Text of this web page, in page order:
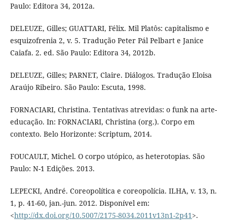
Paulo: Editora 34, 2012a.
DELEUZE, Gilles; GUATTARI, Félix. Mil Platôs: capitalismo e
esquizofrenia 2, v. 5. Tradução Peter Pál Pelbart e Janice
Caiafa. 2. ed. São Paulo: Editora 34, 2012b.
DELEUZE, Gilles; PARNET, Claire. Diálogos. Tradução Eloisa
Araújo Ribeiro. São Paulo: Escuta, 1998.
FORNACIARI, Christina. Tentativas atrevidas: o funk na arte-
educação. In: FORNACIARI, Christina (org.). Corpo em
contexto. Belo Horizonte: Scriptum, 2014.
FOUCAULT, Michel. O corpo utópico, as heterotopias. São
Paulo: N-1 Edições. 2013.
LEPECKI, André. Coreopolítica e coreopolícia. ILHA, v. 13, n.
1, p. 41-60, jan.-jun. 2012. Disponível em:
<http://dx.doi.org/10.5007/2175-8034.2011v13n1-2p41>.